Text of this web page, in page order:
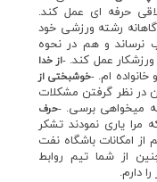
حرفه اي عمل كند.
رشته ورزشي خود
نرساند و هم در نحوه
ورزشكار عمل كند.-از خدا
ام. -خوشبختي از
در نظر گرفتن مشكلات
ميخواهي برسي. -حرف
مرا ياري نمودند تشكر
از امكانات باشگاه نفت
از شما تيم روابط
را دارم.